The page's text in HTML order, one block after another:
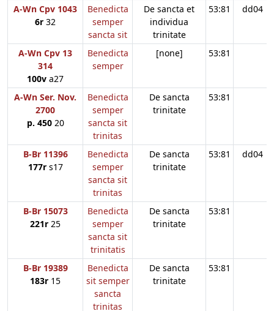
A-Wn Cpv 1043
6r 32
Benedicta
semper
sancta sit
De sancta et
individua
trinitate
53:81 dd04
A-Wn Cpv 13
314
100v a27
Benedicta
semper
[none] 53:81
A-Wn Ser. Nov.
2700
p. 45020
Benedicta
semper
sancta sit
trinitas
De sancta
trinitate
53:81
B-Br 11396
177rs17
Benedicta
semper
sancta sit
trinitas
De sancta
trinitate
53:81 dd04
B-Br 15073
221r 25
Benedicta
semper
sancta sit
trinitatis
De sancta
trinitate
53:81
B-Br 19389
183r 15
Benedicta
sit semper
sancta
trinitas
De sancta
trinitate
53:81